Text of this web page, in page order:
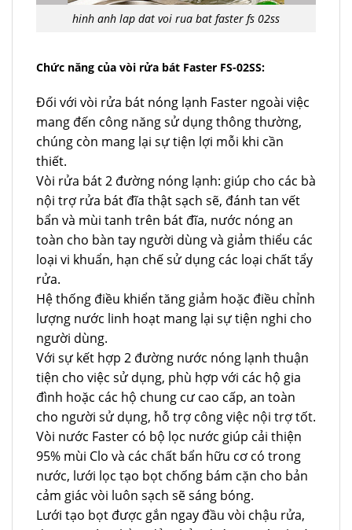
hinh anh lap dat voi rua bat faster fs 02ss
Chức năng của vòi rửa bát Faster FS-02SS:
Đối với vòi rửa bát nóng lạnh Faster ngoài việc
mang đến công năng sử dụng thông thường,
chúng còn mang lại sự tiện lợi mỗi khi cần
thiết.
Vòi rửa bát 2 đường nóng lạnh: giúp cho các bà
nội trợ rửa bát đĩa thật sạch sẽ, đánh tan vết
bẩn và mùi tanh trên bát đĩa, nước nóng an
toàn cho bàn tay người dùng và giảm thiểu các
loại vi khuẩn, hạn chế sử dụng các loại chất tẩy
rửa.
Hệ thống điều khiển tăng giảm hoặc điều chỉnh
lượng nước linh hoạt mang lại sự tiện nghi cho
người dùng.
Với sự kết hợp 2 đường nước nóng lạnh thuận
tiện cho việc sử dụng, phù hợp với các hộ gia
đình hoặc các hộ chung cư cao cấp, an toàn
cho người sử dụng, hỗ trợ công việc nội trợ tốt.
Vòi nước Faster có bộ lọc nước giúp cải thiện
95% mùi Clo và các chất bẩn hữu cơ có trong
nước, lưới lọc tạo bọt chống bám cặn cho bản
cảm giác vòi luôn sạch sẽ sáng bóng.
Lưới tạo bọt được gắn ngay đầu vòi chậu rửa,